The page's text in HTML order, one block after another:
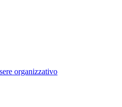
organizzativo